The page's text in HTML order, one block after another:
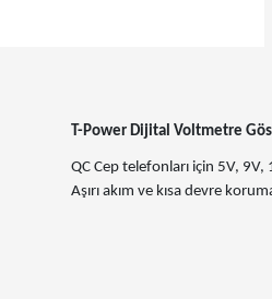
T-Power Dijital Voltmetre
QC Cep telefonları için 5V, 9V,
Aşırı akım ve kısa devre